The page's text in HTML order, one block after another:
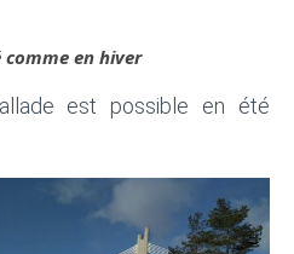
comme en hiver
est possible en été